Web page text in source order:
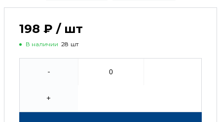
198 ₽ / шт
В наличии 28 шт
-
+